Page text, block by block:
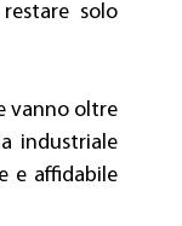
solo
vanno oltre
industriale
e affidabile